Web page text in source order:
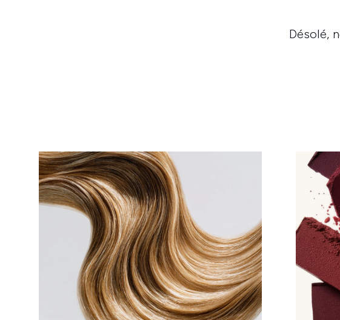
Désolé,